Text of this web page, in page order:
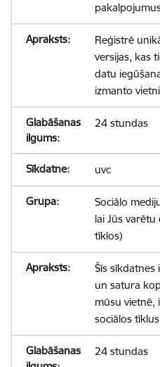
Reģistrē
versijas, kas
datu
izmanto
24 stundas
uvc
Sociālo
lai Jūs
tīklos)
Šīs
un satura
mūsu vietnē,
sociālos
24 stundas